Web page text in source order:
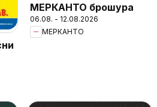
МЕРКАНТО брошура
06.08. - 12.08.2026
МЕРКАНТО